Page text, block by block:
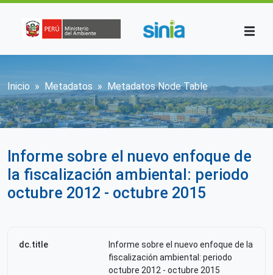
Sobrescribir enlaces de ayuda a la
Inicio Metadatos Metadatos Node Table
Informe sobre el nuevo enfoque de
la fiscalización ambiental: periodo
octubre 2012 - octubre 2015
dc.title
Informe sobre el nuevo enfoque de la
fiscalización ambiental: periodo
octubre 2012 - octubre 2015